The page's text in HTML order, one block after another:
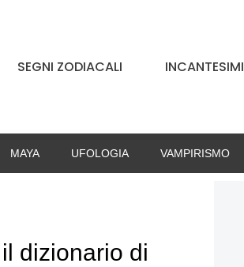
SEGNI ZODIACALI INCANTESIMI
MAYA UFOLOGIA VAMPIRISMO
dizionario di